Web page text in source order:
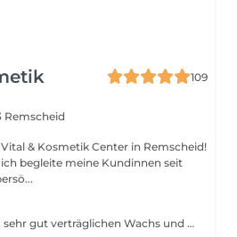
109
Remscheid
& Kosmetik Center in Remscheid!
begleite meine Kundinnen seit
Wir verwenden warmen, sehr gut verträglichen Wachs und das Ergebnis ist eine glatte und weiche Haut für 3-4- Wochen. Bei erhöhtem Zeitaufwand je 5 Min. 6 €.